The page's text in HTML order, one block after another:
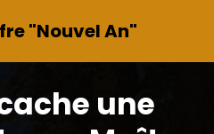
"Nouvel An"
une